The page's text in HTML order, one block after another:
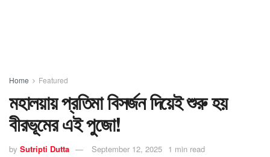
Home Featured
মহালয়ায় প্রতিমা বিসর্জন দিয়েই শুরু হয়
বীরভূমের এই পুজো!
by Sutripti Dutta September 12, 2025 1 min read